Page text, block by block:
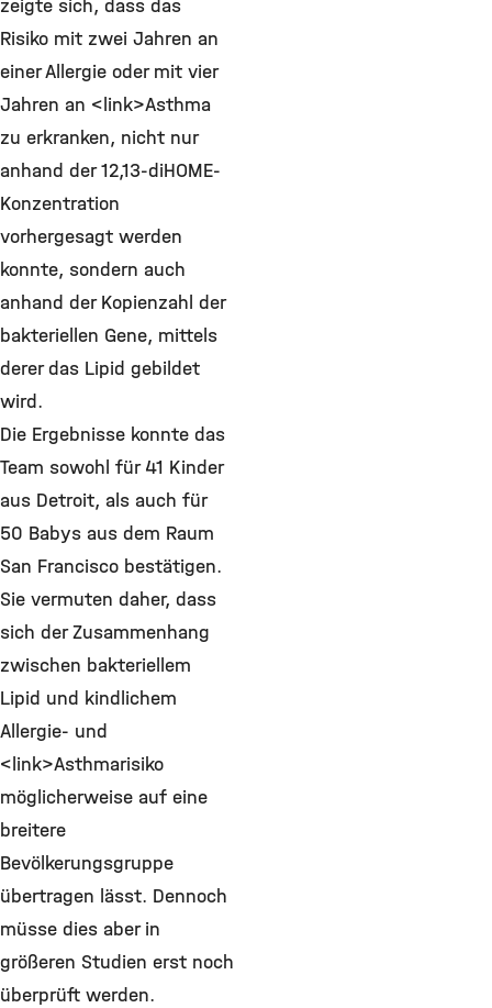
zeigte sich, dass das
Risiko mit zwei Jahren an
einer Allergie oder mit vier
Jahren an <link>Asthma
zu erkranken, nicht nur
anhand der 12,13-diHOME-
Konzentration
vorhergesagt werden
konnte, sondern auch
anhand der Kopienzahl der
bakteriellen Gene, mittels
derer das Lipid gebildet
wird.
Die Ergebnisse konnte das
Team sowohl für 41 Kinder
aus Detroit, als auch für
50 Babys aus dem Raum
San Francisco bestätigen.
Sie vermuten daher, dass
sich der Zusammenhang
zwischen bakteriellem
Lipid und kindlichem
Allergie- und
<link>Asthmarisiko
möglicherweise auf eine
breitere
Bevölkerungsgruppe
übertragen lässt. Dennoch
müsse dies aber in
größeren Studien erst noch
überprüft werden.